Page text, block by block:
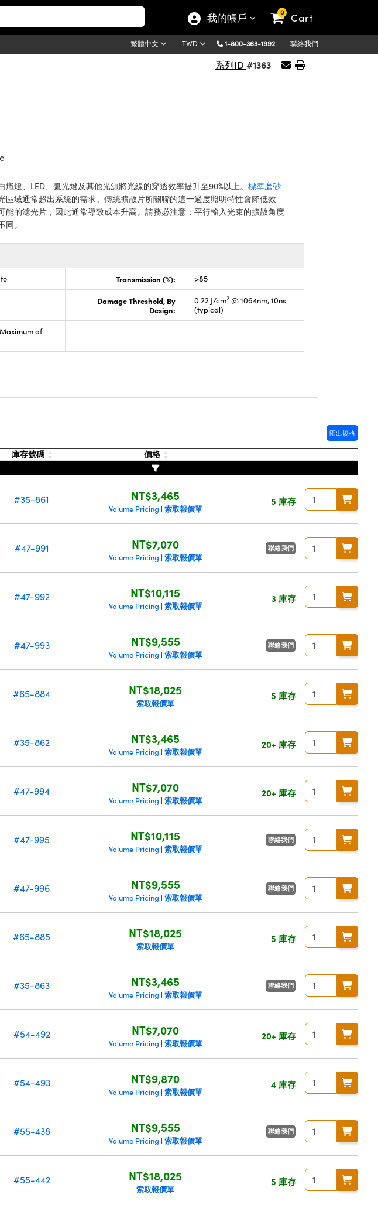
我的帳戶 0 Cart
繁體中文 TWD 1-800-363-1992 聯絡我們
系列ID #1363
燈、LED、弧光燈及其他光源將光線的穿透效率提升至90%以上。 標準磨砂
區域通常超出系統的需求。傳統擴散片所關聯的這一過度照明特性會降低效
的濾光片，因此通常導致成本升高。請務必注意：平行輸入光束的擴散角度
。
Transmission (%): >85
Damage Threshold, By
Design:
0.22 J/cm2 @ 1064nm, 10ns
(typical)
of
匯出規格
庫存號碼 價格
#35-861 NT$3,465
Volume Pricing | 索取報價單
5 庫存
#47-991 NT$7,070
Volume Pricing | 索取報價單
聯絡我們
#47-992 NT$10,115
Volume Pricing | 索取報價單
3 庫存
#47-993 NT$9,555
Volume Pricing | 索取報價單
聯絡我們
#65-884 NT$18,025
索取報價單
5 庫存
#35-862 NT$3,465
Volume Pricing | 索取報價單
20+ 庫存
#47-994 NT$7,070
Volume Pricing | 索取報價單
20+ 庫存
#47-995 NT$10,115
Volume Pricing | 索取報價單
聯絡我們
#47-996 NT$9,555
Volume Pricing | 索取報價單
聯絡我們
#65-885 NT$18,025
索取報價單
5 庫存
#35-863 NT$3,465
Volume Pricing | 索取報價單
聯絡我們
#54-492 NT$7,070
Volume Pricing | 索取報價單
20+ 庫存
#54-493 NT$9,870
Volume Pricing | 索取報價單
4 庫存
#55-438 NT$9,555
Volume Pricing | 索取報價單
聯絡我們
#55-442 NT$18,025
索取報價單
5 庫存